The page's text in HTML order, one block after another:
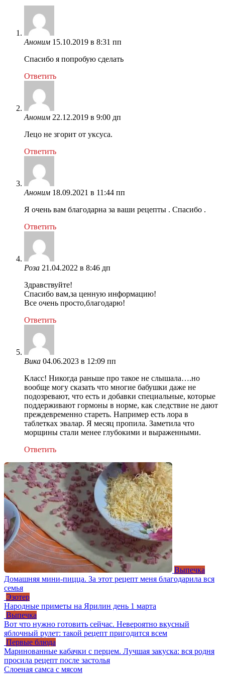
Аноним 15.10.2019 в 8:31 пп
Спасибо я попробую сделать
Ответить
Аноним 22.12.2019 в 9:00 дп
Лецо не згорит от уксуса.
Ответить
Аноним 18.09.2021 в 11:44 пп
Я очень вам благодарна за ваши рецепты . Спасибо .
Ответить
Роза 21.04.2022 в 8:46 дп
Здравствуйте!
Спасибо вам,за ценную информацию!
Все очень просто,благодарю!
Ответить
Вика 04.06.2023 в 12:09 пп
Класс! Никогда раньше про такое не слышала….но
вообще могу сказать что многие бабушки даже не
подозревают, что есть и добавки специальные, которые
поддерживают гормоны в норме, как следствие не дают
преждевременно стареть. Например есть лора в
таблетках эвалар. Я месяц пропила. Заметила что
морщины стали менее глубокими и выраженными.
Ответить
Выпечка
Домашняя мини-пицца. За этот рецепт меня благодарила вся
семья
Эзотер
Народные приметы на Ярилин день 1 марта
Выпечка
Вот что нужно готовить сейчас. Невероятно вкусный
яблочный рулет: такой рецепт пригодится всем
Первые блюда
Маринованные кабачки с перцем. Лучшая закуска: вся родня
просила рецепт после застолья
Слоеная самса с мясом